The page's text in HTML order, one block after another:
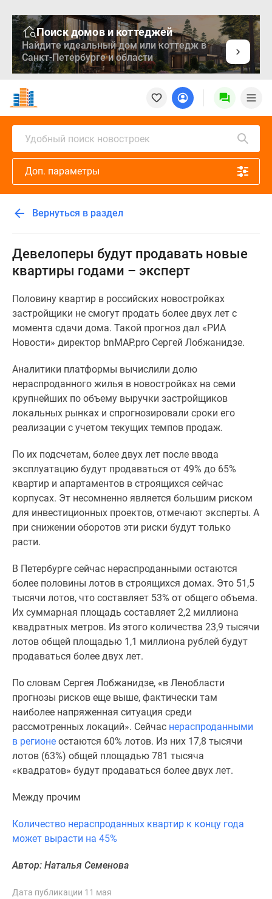
Поиск домов и коттеджей
Найдите идеальный дом или коттедж в
Санкт-Петербурге и области
Новостройки
Квартиры
Ипотека
Медиа
проекте
Контакты
Реклама
сайте
Дзен
Продавцы
Коммерческие
помещения
Квартиры
карте
авторы
места
Специальные
предложения
Апартаменты
Новостройки
карте
более
Готовые
новостройки
комнатные
Военная
Покупателю
Новостройки
Санкт-
Петербурга
Видеообзор
новостроек
Семейная
Аналитика
Панорамы
новостроек
комнатные
Субсидированная
Удобный поиск новостроек
Доп. параметры
Вернуться в раздел
Девелоперы будут продавать новые
квартиры годами – эксперт
Половину квартир в российских новостройках
застройщики не смогут продать более двух лет с
момента сдачи дома. Такой прогноз дал «РИА
Новости» директор bnMAP.pro Сергей Лобжанидзе.
Аналитики платформы вычислили долю
нераспроданного жилья в новостройках на семи
крупнейших по объему выручки застройщиков
локальных рынках и спрогнозировали сроки его
реализации с учетом текущих темпов продаж.
По их подсчетам, более двух лет после ввода
эксплуатацию будут продаваться от 49% до 65%
квартир и апартаментов в строящихся сейчас
корпусах. Эт несомненно является большим риском
для инвестиционных проектов, отмечают эксперты. А
при снижении оборотов эти риски будут только
расти.
В Петербурге сейчас нераспроданными остаются
более половины лотов в строящихся домах. Это 51,5
тысячи лотов, что составляет 53% от общего объема.
Их суммарная площадь составляет 2,2 миллиона
квадратных метров. Из этого количества 23,9 тысячи
лотов общей площадью 1,1 миллиона рублей будут
продаваться более двух лет.
По словам Сергея Лобжанидзе, «в Ленобласти
прогнозы рисков еще выше, фактически там
наиболее напряженная ситуация среди
рассмотренных локаций». Сейчас нераспроданными
в регионе остаются 60% лотов. Из них 17,8 тысячи
лотов (63%) общей площадью 781 тысяча
«квадратов» будут продаваться более двух лет.
Между прочим
Количество нераспроданных квартир к концу года
может вырасти на 45%
Автор: Наталья Семенова
Дата публикации 11 мая